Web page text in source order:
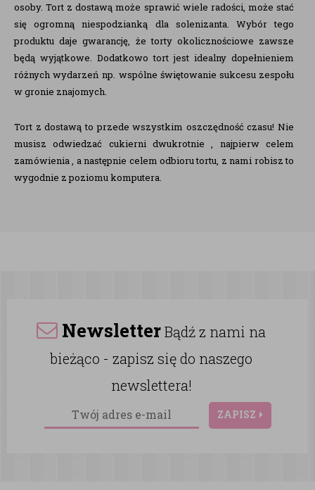
osoby. Tort z dostawą może sprawić wiele radości, może stać
się ogromną niespodzianką dla solenizanta. Wybór tego
produktu daje gwarancję, że torty okolicznościowe zawsze
będą wyjątkowe. Dodatkowo tort jest idealny dopełnieniem
różnych wydarzeń np. wspólne świętowanie sukcesu zespołu
w gronie znajomych.
Tort z dostawą to przede wszystkim oszczędność czasu! Nie
musisz odwiedzać cukierni dwukrotnie , najpierw celem
zamówienia , a następnie celem odbioru tortu, z nami robisz to
wygodnie z poziomu komputera.
NewsletterBądź z nami na
bieżąco - zapisz się do naszego
newslettera!
ZAPISZ